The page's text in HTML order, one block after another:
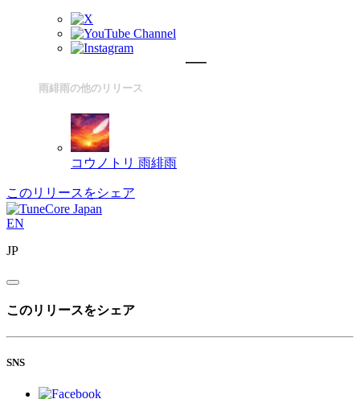
雨緋雨の他のリリース
コウノトリ 雨緋雨
このリリースをシェア
EN
JP
このリリースをシェア
SNS